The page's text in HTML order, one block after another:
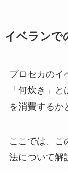
イベランで
プロセカのイ
「何炊き」
を消費するか
ここでは、こ
法について解